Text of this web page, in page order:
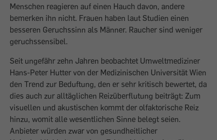
Menschen reagieren auf einen Hauch davon, andere
bemerken ihn nicht. Frauen haben laut Studien einen
besseren Geruchssinn als Männer. Raucher sind weniger
geruchssensibel.
Seit ungefähr zehn Jahren beobachtet Umweltmediziner
Hans-Peter Hutter von der Medizinischen Universität Wien
den Trend zur Beduftung, den er sehr kritisch bewertet, da
dies auch zur alltäglichen Reizüberflutung beiträgt: Zum
visuellen und akustischen kommt der olfaktorische Reiz
hinzu, womit alle wesentlichen Sinne belegt seien.
Anbieter würden zwar von gesundheitlicher